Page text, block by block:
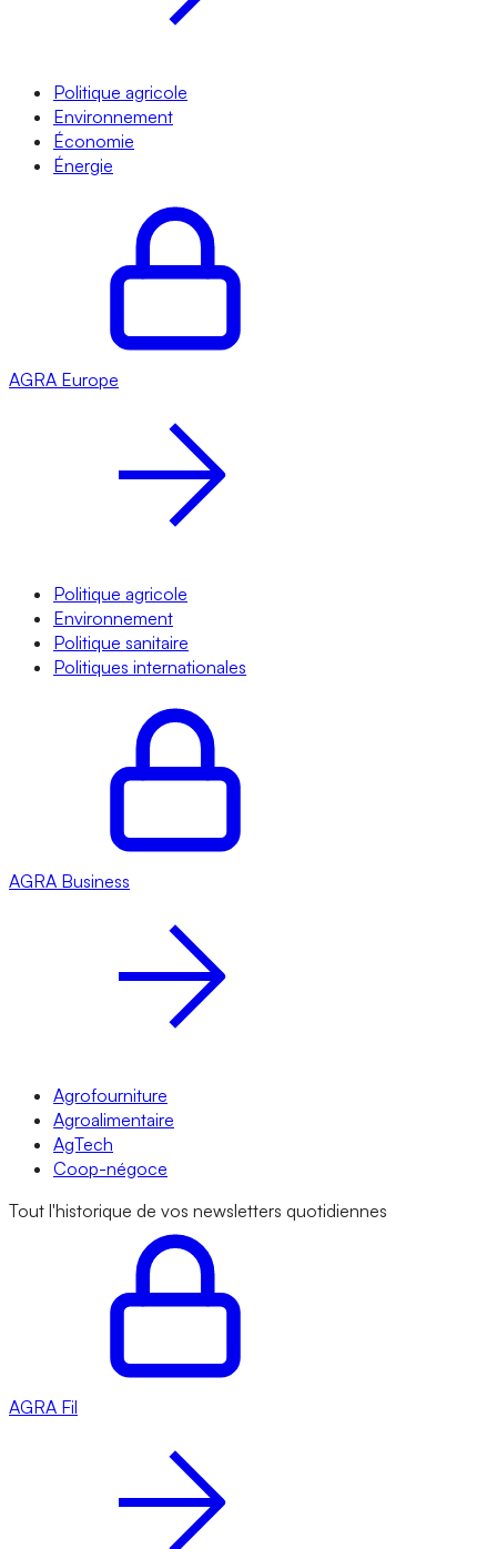
Politique agricole
Environnement
Économie
Énergie
AGRA Europe
Politique agricole
Environnement
Politique sanitaire
Politiques internationales
AGRA Business
Agrofourniture
Agroalimentaire
AgTech
Coop-négoce
Tout l'historique de vos newsletters quotidiennes
AGRA Fil